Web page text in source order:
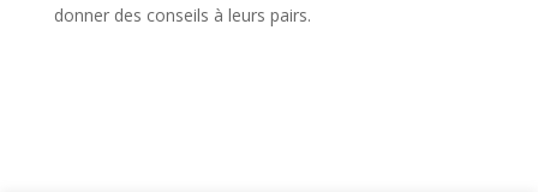
donner des conseils à leurs pairs.